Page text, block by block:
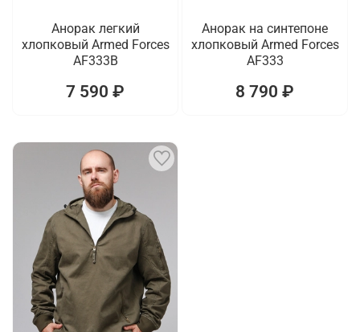
Анорак легкий
хлопковый Armed Forces
AF333B
7 590 ₽
Анорак на синтепоне
хлопковый Armed Forces
AF333
8 790 ₽